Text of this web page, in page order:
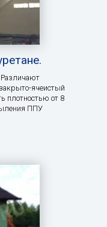
ячеистый
плотностью от 8
ППУ